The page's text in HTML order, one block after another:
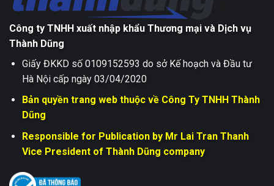
Công ty TNHH xuất nhập khẩu Thương mại và Dịch vụ
Thành Dũng
Giấy ĐKKD số 0109152593 do sở Kế hoạch và Đầu tư
Hà Nội cấp ngày 03/04/2020
Bản quyền trang web thuộc về Công Ty TNHH Thành
Dũng
Responsible for Publication by Mr Lai Tran Thanh
Vice President of Thành Dũng company